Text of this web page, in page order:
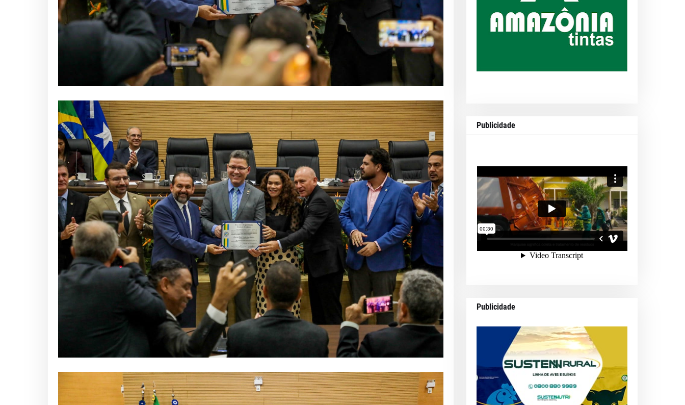
Publicidade
Publicidade